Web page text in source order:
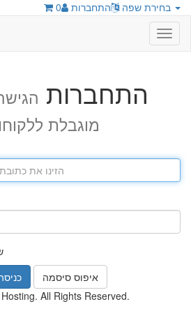
התחברות 0
התחברות
מוגבלת
איפוס סיסמה
All Rights Reserved.